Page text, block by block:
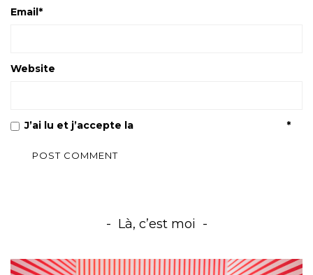
Email*
Website
J’ai lu et j’accepte la *
Là, c’est moi